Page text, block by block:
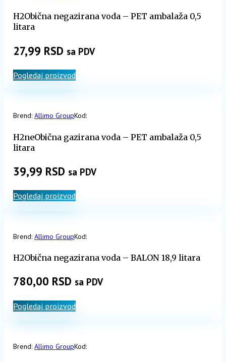
H2Obična negazirana voda – PET ambalaža 0,5
litara
27,99 RSD sa PDV
Pogledaj proizvod
Brend:Allimo GroupKod:
H2neObična gazirana voda – PET ambalaža 0,5
litara
39,99 RSD sa PDV
Pogledaj proizvod
Brend:Allimo GroupKod:
H2Obična negazirana voda – BALON 18,9 litara
780,00 RSD sa PDV
Pogledaj proizvod
Brend:Allimo GroupKod: